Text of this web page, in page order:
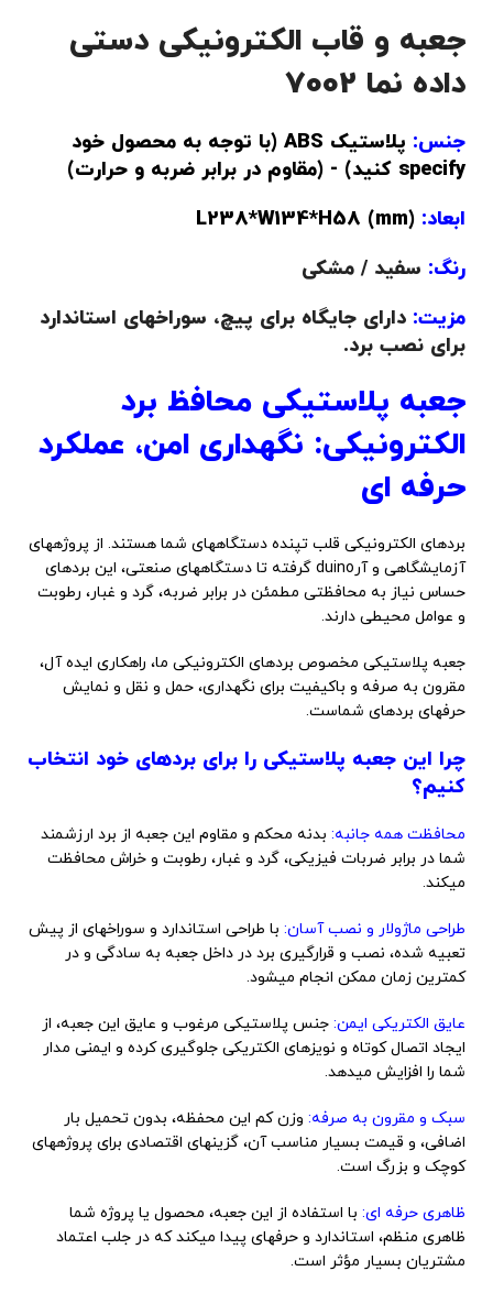
جعبه و قاب الکترونیکی دستی
داده نما 7002
جنس:
پلاستیک ABS (با توجه به محصول خود
specify کنید) - (مقاوم در برابر ضربه و حرارت)
ابعاد: (L238*W134*H58 (mm
رنگ: سفید / مشکی
مزیت: دارای جایگاه برای پیچ، سوراخهای استاندارد
برای نصب برد.
جعبه پلاستیکی محافظ برد
الکترونیکی: نگهداری امن، عملکرد
حرفه ای
بردهای الکترونیکی قلب تپنده دستگاههای شما هستند. از پروژههای
آزمایشگاهی و آرduino گرفته تا دستگاههای صنعتی، این بردهای
حساس نیاز به محافظتی مطمئن در برابر ضربه، گرد و غبار، رطوبت
و عوامل محیطی دارند.
جعبه پلاستیکی مخصوص بردهای الکترونیکی ما، راهکاری ایده آل،
مقرون به صرفه و باکیفیت برای نگهداری، حمل و نقل و نمایش
حرفهای بردهای شماست.
چرا این جعبه پلاستیکی را برای بردهای خود انتخاب
کنیم؟
محافظت همه جانبه: بدنه محکم و مقاوم این جعبه از برد ارزشمند
شما در برابر ضربات فیزیکی، گرد و غبار، رطوبت و خراش محافظت
میکند.
طراحی ماژولار و نصب آسان: با طراحی استاندارد و سوراخهای از پیش
تعبیه شده، نصب و قرارگیری برد در داخل جعبه به سادگی و در
کمترین زمان ممکن انجام میشود.
عایق الکتریکی ایمن: جنس پلاستیکی مرغوب و عایق این جعبه، از
ایجاد اتصال کوتاه و نویزهای الکتریکی جلوگیری کرده و ایمنی مدار
شما را افزایش میدهد.
سبک و مقرون به صرفه: وزن کم این محفظه، بدون تحمیل بار
اضافی، و قیمت بسیار مناسب آن، گزینهای اقتصادی برای پروژههای
کوچک و بزرگ است.
ظاهری حرفه ای: با استفاده از این جعبه، محصول یا پروژه شما
ظاهری منظم، استاندارد و حرفهای پیدا میکند که در جلب اعتماد
مشتریان بسیار مؤثر است.